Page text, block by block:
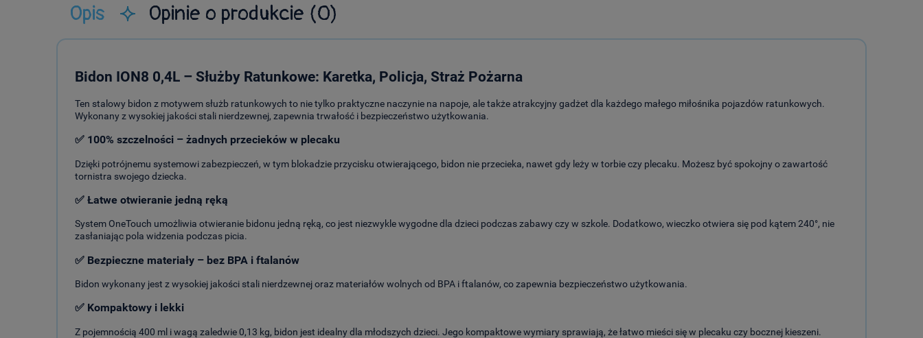
Opis Opinie o produkcie (0)
Bidon ION8 0,4L – Służby Ratunkowe: Karetka, Policja, Straż Pożarna
Ten stalowy bidon z motywem służb ratunkowych to nie tylko praktyczne naczynie na napoje, ale także atrakcyjny gadżet dla każdego małego miłośnika pojazdów ratunkowych.
Wykonany z wysokiej jakości stali nierdzewnej, zapewnia trwałość i bezpieczeństwo użytkowania.
✅ 100% szczelności – żadnych przecieków w plecaku
Dzięki potrójnemu systemowi zabezpieczeń, w tym blokadzie przycisku otwierającego, bidon nie przecieka, nawet gdy leży w torbie czy plecaku. Możesz być spokojny o zawartość
tornistra swojego dziecka.
✅ Łatwe otwieranie jedną ręką
System OneTouch umożliwia otwieranie bidonu jedną ręką, co jest niezwykle wygodne dla dzieci podczas zabawy czy w szkole. Dodatkowo, wieczko otwiera się pod kątem 240°, nie
zasłaniając pola widzenia podczas picia.
✅ Bezpieczne materiały – bez BPA i ftalanów
Bidon wykonany jest z wysokiej jakości stali nierdzewnej oraz materiałów wolnych od BPA i ftalanów, co zapewnia bezpieczeństwo użytkowania.
✅ Kompaktowy i lekki
Z pojemnością 400 ml i wagą zaledwie 0,13 kg, bidon jest idealny dla młodszych dzieci. Jego kompaktowe wymiary sprawiają, że łatwo mieści się w plecaku czy bocznej kieszeni.